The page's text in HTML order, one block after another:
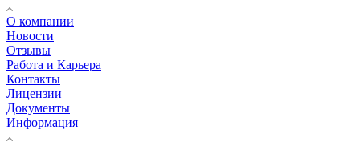
О компании
Новости
Отзывы
Работа и Карьера
Контакты
Лицензии
Документы
Информация